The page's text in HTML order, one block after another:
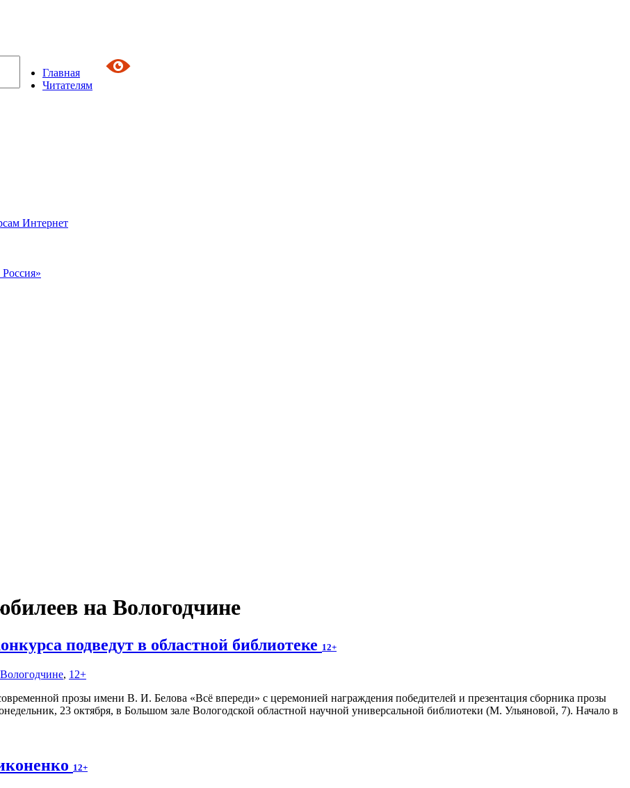
Главная
Читателям
Интернет
на Вологодчине
подведут в областной библиотеке 12+
, 12+
прозы имени В. И. Белова «Всё впереди» с церемонией награждения победителей и презентация сборника прозы
23 октября, в Большом зале Вологодской областной научной универсальной библиотеки (М. Ульяновой, 7). Начало в
12+